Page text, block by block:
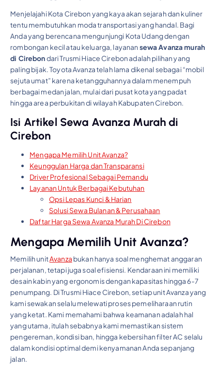
Menjelajahi Kota Cirebon yang kaya akan sejarah dan kuliner
tentu membutuhkan moda transportasi yang handal. Bagi
Anda yang berencana mengunjungi Kota Udang dengan
rombongan kecil atau keluarga, layanansewa Avanza murah
di Cirebondari Trusmi Hiace Cirebon adalah pilihan yang
paling bijak. Toyota Avanza telah lama dikenal sebagai “mobil
sejuta umat” karena ketangguhannya dalam menempuh
berbagai medan jalan, mulai dari pusat kota yang padat
hingga area perbukitan di wilayah Kabupaten Cirebon.
Isi Artikel Sewa Avanza Murah di
Cirebon
Mengapa Memilih Unit Avanza?
Keunggulan Harga dan Transparansi
Driver Profesional Sebagai Pemandu
Layanan Untuk Berbagai Kebutuhan
Opsi Lepas Kunci & Harian
Solusi Sewa Bulanan & Perusahaan
Daftar Harga Sewa Avanza Murah Di Cirebon
Mengapa Memilih Unit Avanza?
Memilih unitAvanza bukan hanya soal menghemat anggaran
perjalanan, tetapi juga soal efisiensi. Kendaraan ini memiliki
desain kabin yang ergonomis dengan kapasitas hingga 6-7
penumpang. Di Trusmi Hiace Cirebon, setiap unit Avanza yang
kami sewakan selalu melewati proses pemeliharaan rutin
yang ketat. Kami memahami bahwa keamanan adalah hal
yang utama, itulah sebabnya kami memastikan sistem
pengereman, kondisi ban, hingga kebersihan filter AC selalu
dalam kondisi optimal demi kenyamanan Anda sepanjang
jalan.